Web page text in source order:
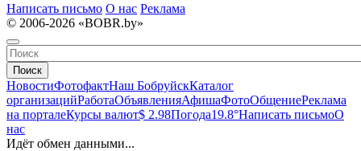
Написать письмо О нас Реклама
© 2006-2026 «BOBR.by»
Поиск
НовостиФотофактНаш БобруйскКаталог
организацийРаботаОбъявленияАфишаФотоОбщениеРеклама
на порталеКурсы валют$ 2.98Погода19.8°Написать письмоО
нас
Идёт обмен данными...